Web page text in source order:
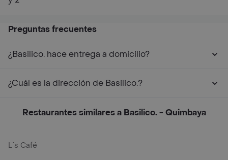
Preguntas frecuentes
¿Basilico. hace entrega a domicilio?
¿Cuál es la dirección de Basilico.?
Restaurantes similares a Basilico. - Quimbaya
L´s Café